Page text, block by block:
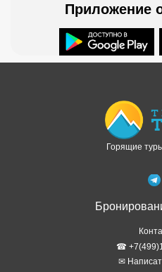
Приложение
Горящие
☎
✉